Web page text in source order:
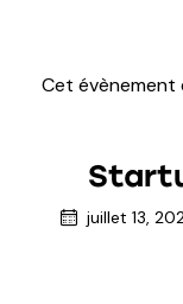
Cet évènement
juillet 13,